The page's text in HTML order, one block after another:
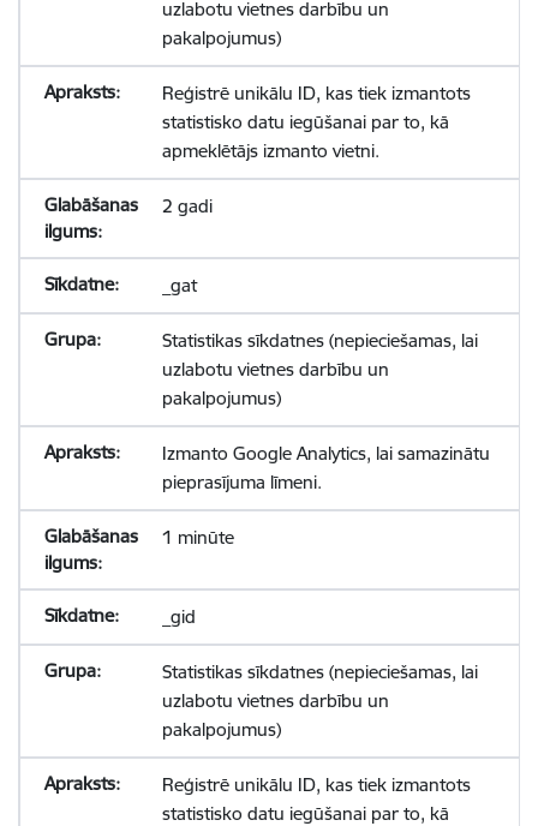
uzlabotu vietnes darbību un
pakalpojumus)
Reģistrē unikālu ID, kas tiek izmantots
statistisko datu iegūšanai par to, kā
apmeklētājs izmanto vietni.
2 gadi
_gat
Statistikas sīkdatnes (nepieciešamas, lai
uzlabotu vietnes darbību un
pakalpojumus)
Izmanto Google Analytics, lai samazinātu
pieprasījuma līmeni.
1 minūte
_gid
Statistikas sīkdatnes (nepieciešamas, lai
uzlabotu vietnes darbību un
pakalpojumus)
Reģistrē unikālu ID, kas tiek izmantots
statistisko datu iegūšanai par to, kā